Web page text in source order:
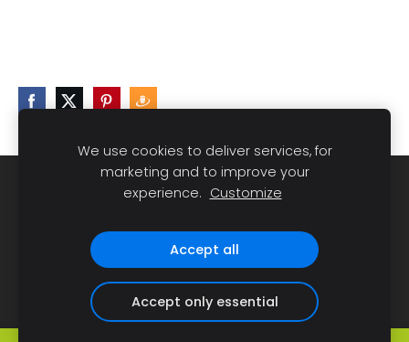
Sīkdatnes
Dravnieks Ainars Millers, e-pasts:
dravnieks@gmail.com, tālrunis 28630031
We use cookies to deliver services, for
marketing and to improve your
experience. Customize
Accept all
Accept only essential